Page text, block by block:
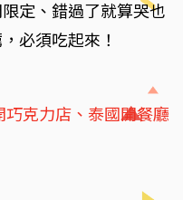
定、錯過了就算哭也
必須吃起來！
巧克力店、泰國開餐廳